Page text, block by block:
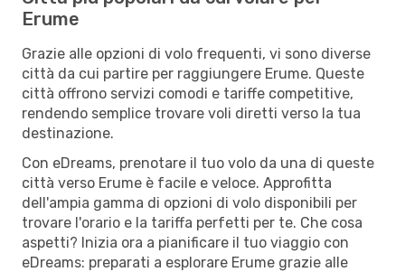
Erume
Grazie alle opzioni di volo frequenti, vi sono diverse
città da cui partire per raggiungere Erume. Queste
città offrono servizi comodi e tariffe competitive,
rendendo semplice trovare voli diretti verso la tua
destinazione.
Con eDreams, prenotare il tuo volo da una di queste
città verso Erume è facile e veloce. Approfitta
dell'ampia gamma di opzioni di volo disponibili per
trovare l'orario e la tariffa perfetti per te. Che cosa
aspetti? Inizia ora a pianificare il tuo viaggio con
eDreams: preparati a esplorare Erume grazie alle